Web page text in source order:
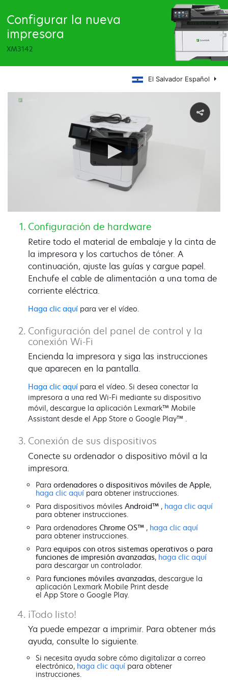
Configurar la nueva
impresora
XM3142
El Salvador Español
Configuración de hardware
Retire todo el material de embalaje y la cinta de
la impresora y los cartuchos de tóner. A
continuación, ajuste las guías y cargue papel.
Enchufe el cable de alimentación a una toma de
corriente eléctrica.
Haga clic aquí para ver el vídeo.
Configuración del panel de control y la
conexión Wi-Fi
Encienda la impresora y siga las instrucciones
que aparecen en la pantalla.
Haga clic aquí para el vídeo. Si desea conectar la
impresora a una red Wi-Fi mediante su dispositivo
móvil, descargue la aplicación Lexmark™ Mobile
Assistant desde el App Store o Google Play™ .
Conexión de sus dispositivos
Conecte su ordenador o dispositivo móvil a la
impresora.
Para ordenadores o dispositivos móviles de Apple,
haga clic aquí para obtener instrucciones.
Para dispositivos móviles Android™ , haga clic aquí
para obtener instrucciones.
Para ordenadores Chrome OS™ , haga clic aquí
para obtener instrucciones.
Para equipos con otros sistemas operativos o para
funciones de impresión avanzadas, haga clic aquí
para descargar un controlador.
Para funciones móviles avanzadas, descargue la
aplicación Lexmark Mobile Print desde
el App Store o Google Play.
¡Todo listo!
Ya puede empezar a imprimir. Para obtener más
ayuda, consulte lo siguiente.
Si necesita ayuda sobre cómo digitalizar a correo
electrónico, haga clic aquí para obtener
instrucciones.